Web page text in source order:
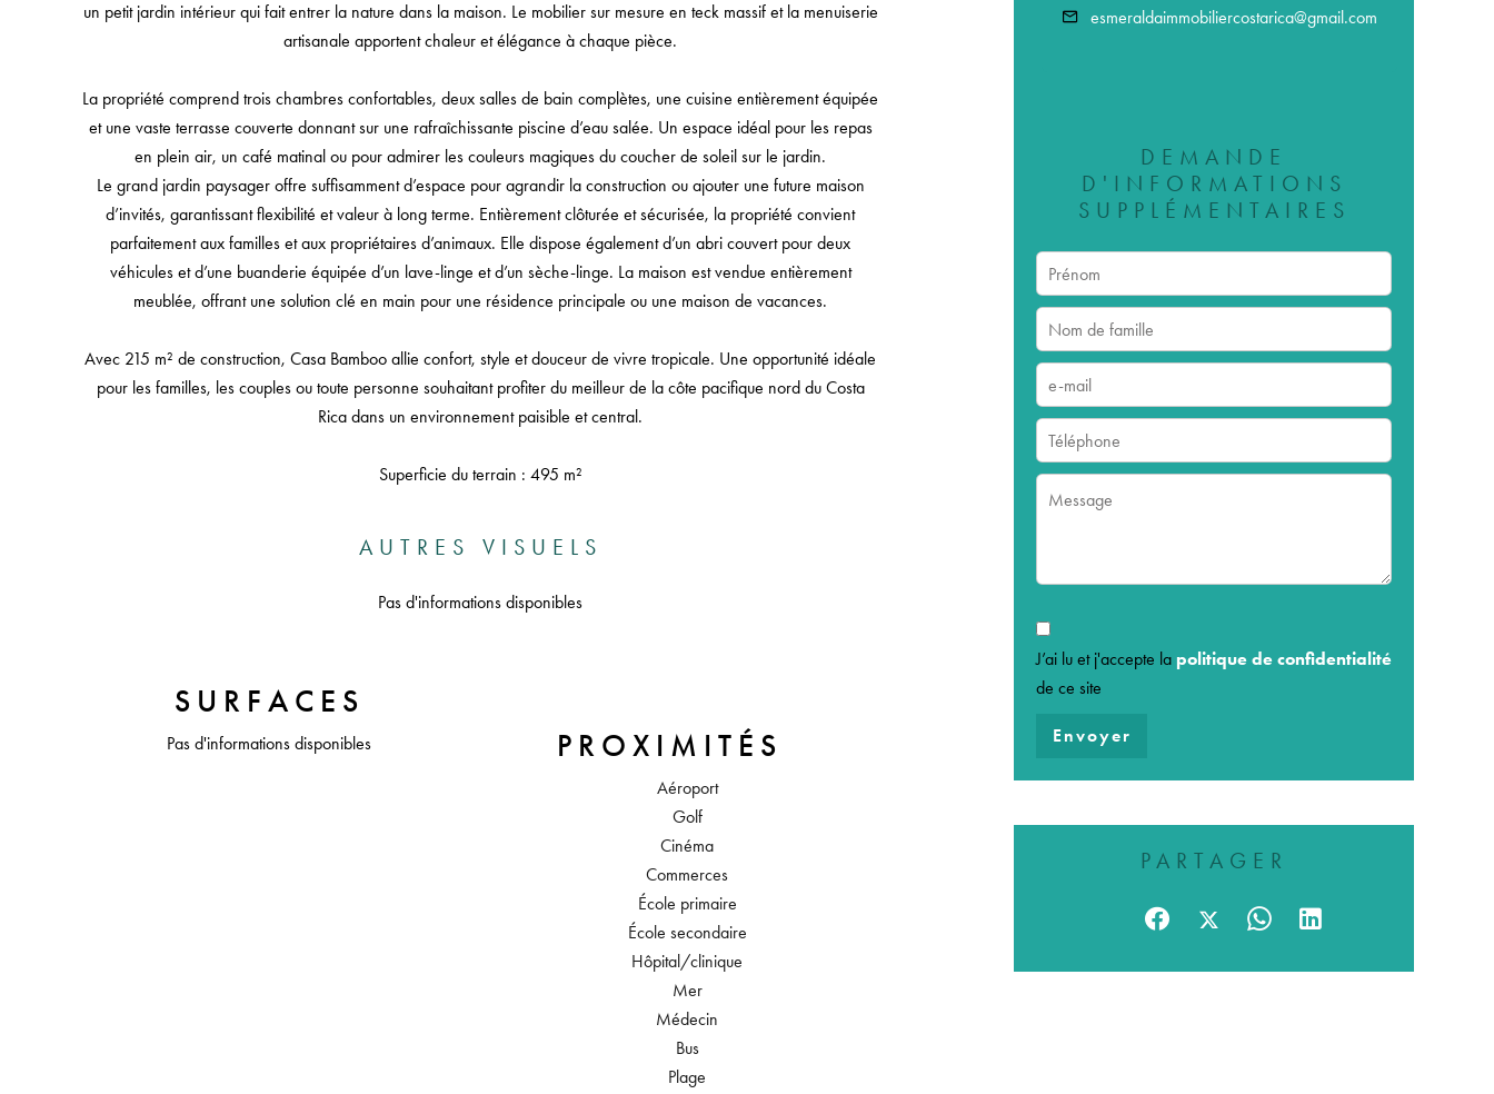
un petit jardin intérieur qui fait entrer la nature dans la maison. Le mobilier sur mesure en teck massif et la menuiserie
artisanale apportent chaleur et élégance à chaque pièce.
La propriété comprend trois chambres confortables, deux salles de bain complètes, une cuisine entièrement équipée
et une vaste terrasse couverte donnant sur une rafraîchissante piscine d’eau salée. Un espace idéal pour les repas
en plein air, un café matinal ou pour admirer les couleurs magiques du coucher de soleil sur le jardin.
Le grand jardin paysager offre suffisamment d’espace pour agrandir la construction ou ajouter une future maison
d’invités, garantissant flexibilité et valeur à long terme. Entièrement clôturée et sécurisée, la propriété convient
parfaitement aux familles et aux propriétaires d’animaux. Elle dispose également d’un abri couvert pour deux
véhicules et d’une buanderie équipée d’un lave-linge et d’un sèche-linge. La maison est vendue entièrement
meublée, offrant une solution clé en main pour une résidence principale ou une maison de vacances.
Avec 215 m² de construction, Casa Bamboo allie confort, style et douceur de vivre tropicale. Une opportunité idéale
pour les familles, les couples ou toute personne souhaitant profiter du meilleur de la côte pacifique nord du Costa
Rica dans un environnement paisible et central.
Superficie du terrain : 495 m²
AUTRES VISUELS
Pas d'informations disponibles
SURFACES
Pas d'informations disponibles PROXIMITÉS
Aéroport
Golf
Cinéma
Commerces
École primaire
École secondaire
Hôpital/clinique
Mer
Médecin
Bus
Plage
esmeraldaimmobiliercostarica@gmail.com
DEMANDE
D'INFORMATIONS
SUPPLÉMENTAIRES
J’ai lu et j'accepte la politique de confidentialité
de ce site
Envoyer
PARTAGER